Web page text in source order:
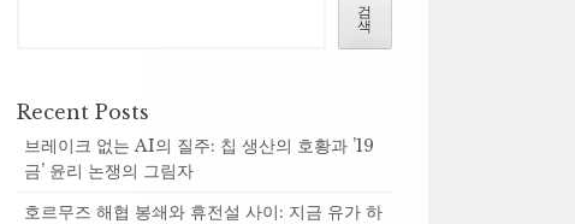
검
색
Recent Posts
브레이크 없는 AI의 질주: 칩 생산의 호황과 ’19
금’ 윤리 논쟁의 그림자
호르무즈 해협 봉쇄와 휴전설 사이: 지금 유가 하